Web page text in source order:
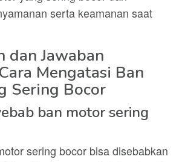
serta keamanan saat
dan Jawaban
Mengatasi Ban
Sering Bocor
ban motor sering
sering bocor bisa disebabkan